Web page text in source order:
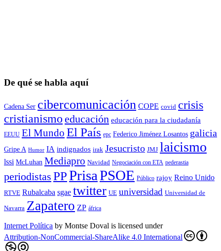
De qué se habla aquí
Cadena Ser cibercomunicación COPE covid crisis
cristianismo educación educación para la ciudadaní­a
EEUU El Mundo El País epc Federico Jiménez Losantos galicia
Gripe A Humor IA indignados irak Jesucristo JMJ laicismo
lssi McLuhan Mediapro Navidad Negociación con ETA pederastia
periodistas PPPrisaPSOE Público rajoy Reino Unido
RTVE Rubalcaba sgae twitter UE universidad Universidad de
Navarra Zapatero ZP áfrica
Internet Política by Montse Doval is licensed under
Attribution-NonCommercial-ShareAlike 4.0 International